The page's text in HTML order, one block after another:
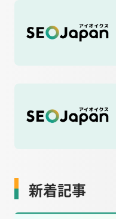
新着記事